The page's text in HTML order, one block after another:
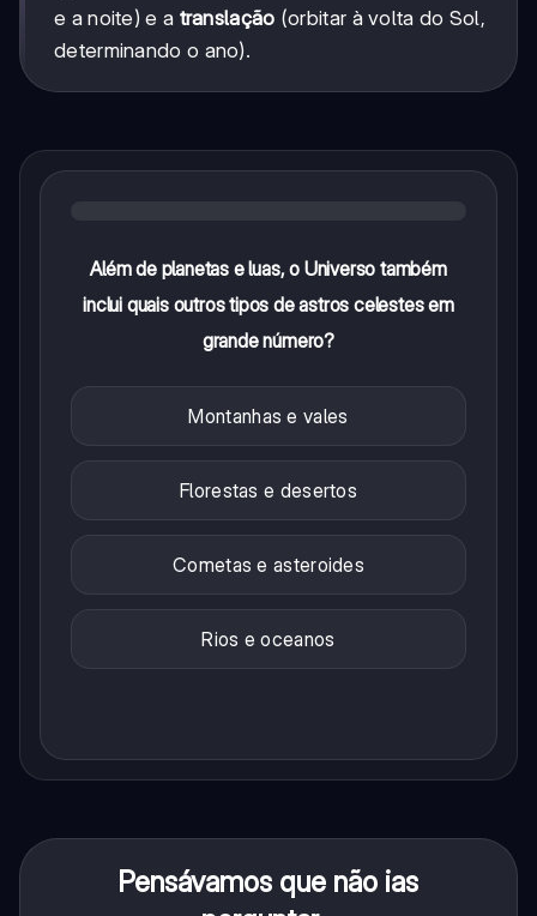
e a noite) e a translação (orbitar à volta do Sol,
determinando o ano).
Além de planetas e luas, o Universo também
inclui quais outros tipos de astros celestes em
grande número?
Montanhas e vales
Florestas e desertos
Cometas e asteroides
Rios e oceanos
Pensávamos que não ias